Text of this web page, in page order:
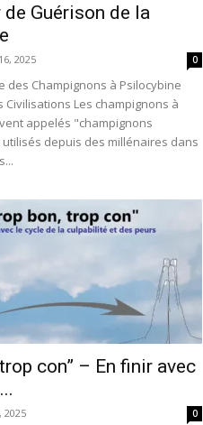
Guérison de la
2025 0
des Champignons à Psilocybine
Les champignons à
appelés "champignons
depuis des millénaires dans
con” – En finir avec
2025 0